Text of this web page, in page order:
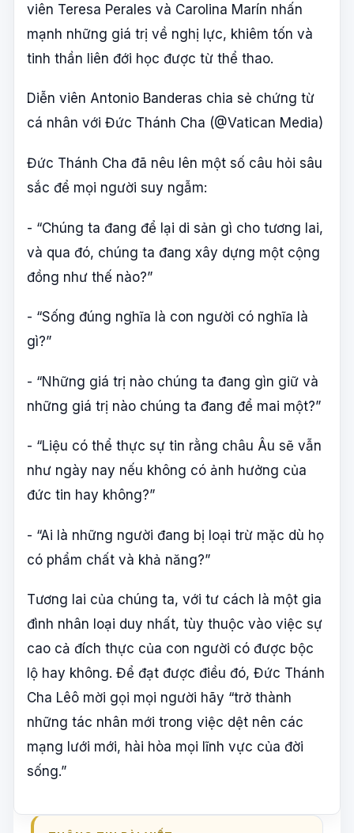
viên Teresa Perales và Carolina Marín nhấn
mạnh những giá trị về nghị lực, khiêm tốn và
tinh thần liên đới học được từ thể thao.
Diễn viên Antonio Banderas chia sẻ chứng từ
cá nhân với Đức Thánh Cha (@Vatican Media)
Đức Thánh Cha đã nêu lên một số câu hỏi sâu
sắc để mọi người suy ngẫm:
- “Chúng ta đang để lại di sản gì cho tương lai,
và qua đó, chúng ta đang xây dựng một cộng
đồng như thế nào?”
- “Sống đúng nghĩa là con người có nghĩa là
gì?”
- “Những giá trị nào chúng ta đang gìn giữ và
những giá trị nào chúng ta đang để mai một?”
- “Liệu có thể thực sự tin rằng châu Âu sẽ vẫn
như ngày nay nếu không có ảnh hưởng của
đức tin hay không?”
- “Ai là những người đang bị loại trừ mặc dù họ
có phẩm chất và khả năng?”
Tương lai của chúng ta, với tư cách là một gia
đình nhân loại duy nhất, tùy thuộc vào việc sự
cao cả đích thực của con người có được bộc
lộ hay không. Để đạt được điều đó, Đức Thánh
Cha Lêô mời gọi mọi người hãy “trở thành
những tác nhân mới trong việc dệt nên các
mạng lưới mới, hài hòa mọi lĩnh vực của đời
sống.”